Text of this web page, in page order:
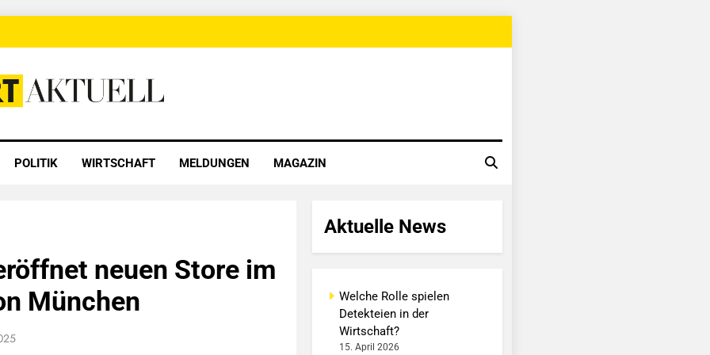
POLITIK WIRTSCHAFT MELDUNGEN MAGAZIN
neuen Store im
München
Aktuelle News
Welche Rolle spielen
Detekteien in der
Wirtschaft?
15. April 2026